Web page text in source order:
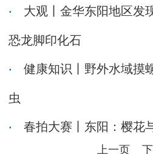
大观丨金华东阳地区发
恐龙脚印化石
健康知识丨野外水域摸
虫
春拍大赛丨东阳：樱花
上一页